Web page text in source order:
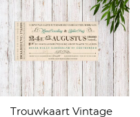
Trouwkaart Vintage